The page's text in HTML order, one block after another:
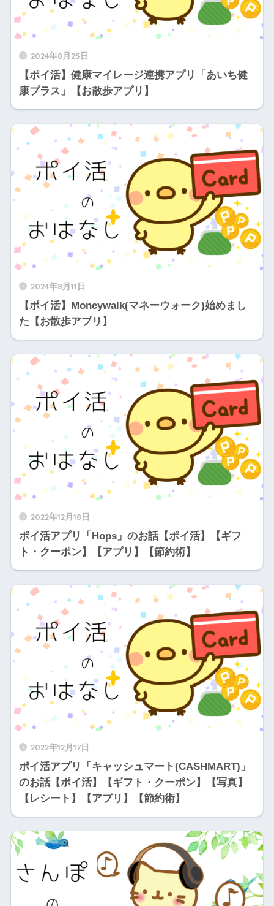
2024年8月25日
【ポイ活】健康マイレージ連携アプリ「あいち健
康プラス」【お散歩アプリ】
2024年8月11日
【ポイ活】Moneywalk(マネーウォーク)始めまし
た【お散歩アプリ】
2022年12月18日
ポイ活アプリ「Hops」のお話【ポイ活】【ギフ
ト・クーポン】【アプリ】【節約術】
2022年12月17日
ポイ活アプリ「キャッシュマート(CASHMART)」
のお話【ポイ活】【ギフト・クーポン】【写真】
【レシート】【アプリ】【節約術】